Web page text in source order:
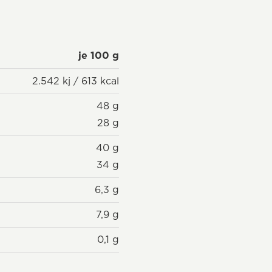
je 100 g
2.542 kj / 613 kcal
48 g
28 g
40 g
34 g
6,3 g
7,9 g
0,1 g